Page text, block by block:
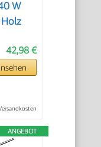
W
42,98 €
ANGEBOT